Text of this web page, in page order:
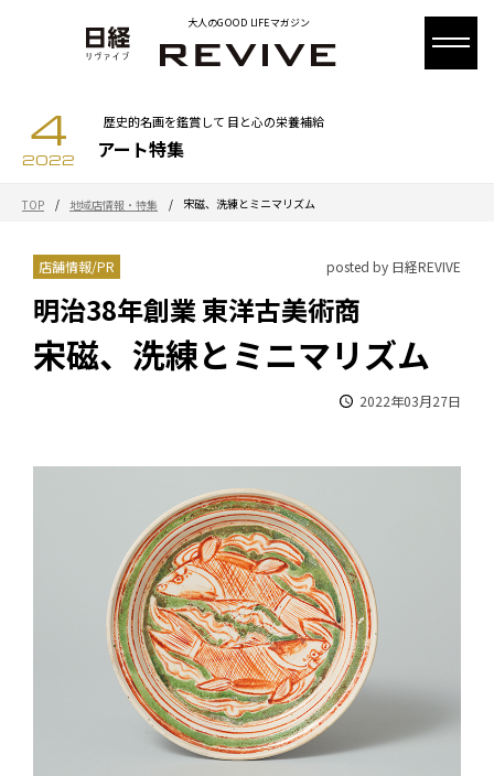
大人のGOOD LIFEマガジン
4
2022
歴史的名画を鑑賞して 目と心の栄養補給
アート特集
TOP / 地域店情報・特集 / 宋磁、洗練とミニマリズム
店舗情報/PR posted by 日経REVIVE
明治38年創業 東洋古美術商
宋磁、洗練とミニマリズム
2022年03月27日